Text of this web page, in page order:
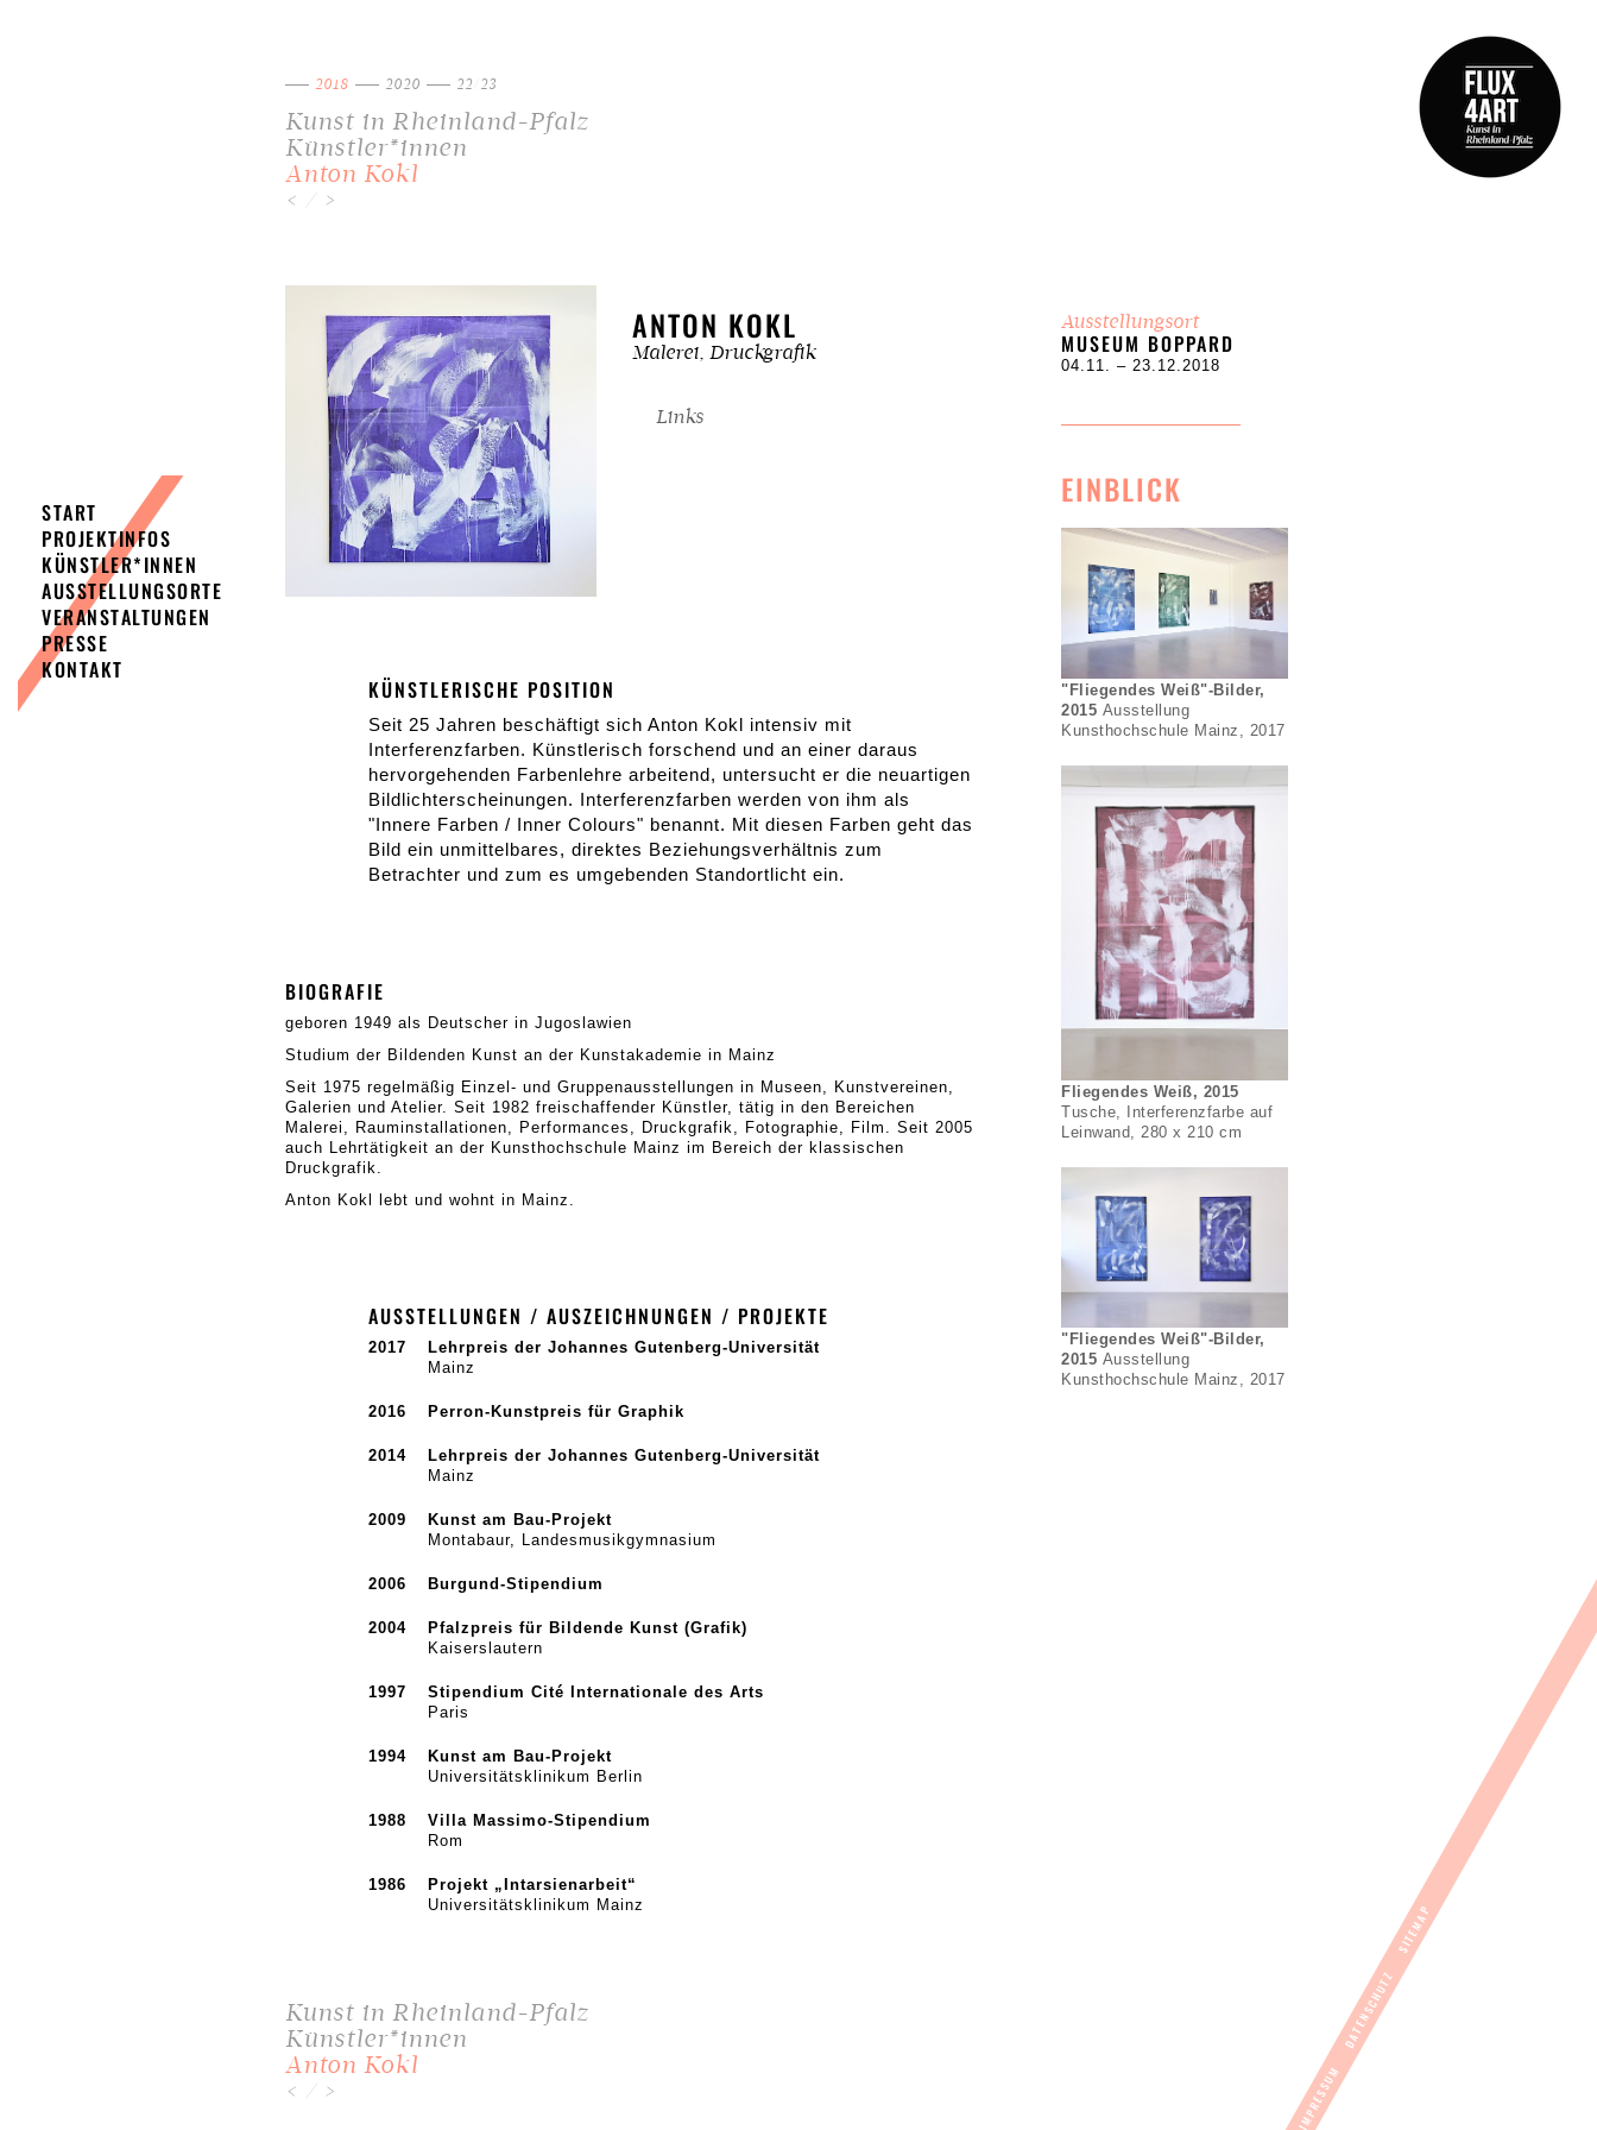
2018 2020 22/23
Kunst in Rheinland-Pfalz
Künstler*innen
Anton Kokl
<
>
ANTON KOKL
Malerei, Druckgrafik
Links
KÜNSTLERISCHE POSITION
Seit 25 Jahren beschäftigt sich Anton Kokl intensiv mit
Interferenzfarben. Künstlerisch forschend und an einer daraus
hervorgehenden Farbenlehre arbeitend, untersucht er die neuartigen
Bildlichterscheinungen. Interferenzfarben werden von ihm als
"Innere Farben / Inner Colours" benannt. Mit diesen Farben geht das
Bild ein unmittelbares, direktes Beziehungsverhältnis zum
Betrachter und zum es umgebenden Standortlicht ein.
BIOGRAFIE
geboren 1949 als Deutscher in Jugoslawien
Studium der Bildenden Kunst an der Kunstakademie in Mainz
Seit 1975 regelmäßig Einzel- und Gruppenausstellungen in Museen, Kunstvereinen,
Galerien und Atelier. Seit 1982 freischaffender Künstler, tätig in den Bereichen
Malerei, Rauminstallationen, Performances, Druckgrafik, Fotographie, Film. Seit 2005
auch Lehrtätigkeit an der Kunsthochschule Mainz im Bereich der klassischen
Druckgrafik.
Anton Kokl lebt und wohnt in Mainz.
AUSSTELLUNGEN / AUSZEICHNUNGEN / PROJEKTE
2017
Lehrpreis der Johannes Gutenberg-Universität
Mainz
2016 Perron-Kunstpreis für Graphik
2014
Lehrpreis der Johannes Gutenberg-Universität
Mainz
2009
Kunst am Bau-Projekt
Montabaur, Landesmusikgymnasium
2006 Burgund-Stipendium
2004
Pfalzpreis für Bildende Kunst (Grafik)
Kaiserslautern
1997
Stipendium Cité Internationale des Arts
Paris
1994
Kunst am Bau-Projekt
Universitätsklinikum Berlin
1988
Villa Massimo-Stipendium
Rom
1986
Projekt „Intarsienarbeit“
Universitätsklinikum Mainz
Ausstellungsort
MUSEUM BOPPARD
04.11. – 23.12.2018
EINBLICK
"Fliegendes Weiß"-Bilder,
2015 Ausstellung
Kunsthochschule Mainz, 2017
Fliegendes Weiß, 2015
Tusche, Interferenzfarbe auf
Leinwand, 280 x 210 cm
"Fliegendes Weiß"-Bilder,
2015 Ausstellung
Kunsthochschule Mainz, 2017
Kunst in Rheinland-Pfalz
Künstler*innen
Anton Kokl
<
>
START
PROJEKTINFOS
KÜNSTLER*INNEN
AUSSTELLUNGSORTE
VERANSTALTUNGEN
PRESSE
KONTAKT
IMPRESSUM
DATENSCHUTZ
SITEMAP